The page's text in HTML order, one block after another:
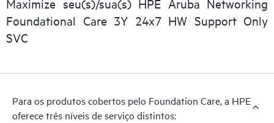
Maximize seu(s)/sua(s) HPE Aruba Networking
Foundational Care 3Y 24x7 HW Support Only
SVC
Para os produtos cobertos pelo Foundation Care, a HPE
oferece três níveis de serviço distintos: